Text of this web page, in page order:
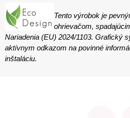
Tento výrobok je
ohrievačom,
Nariadenia (EU) 2024/1103. Grafický
aktívnym odkazom na povinné
inštaláciu.